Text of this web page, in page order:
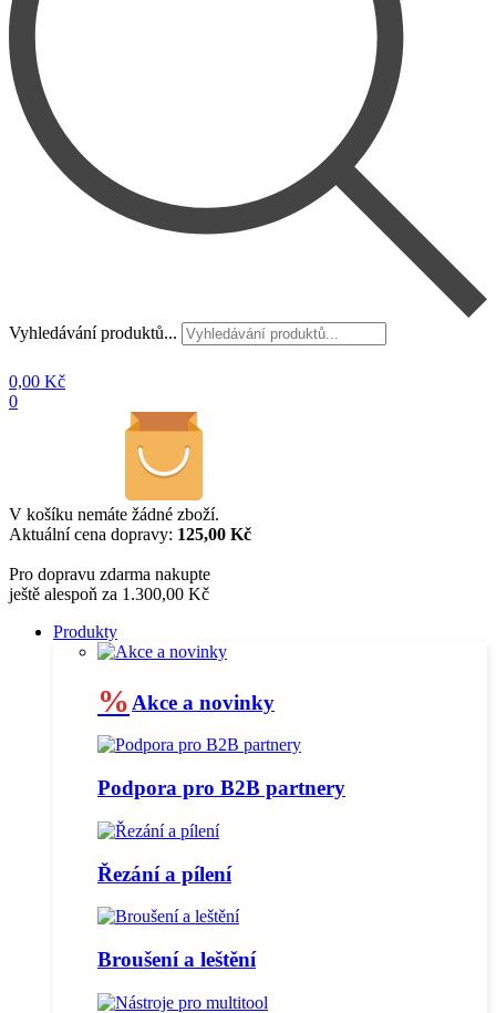
Vyhledávání produktů...
0,00 Kč
0
V košíku nemáte žádné zboží.
Aktuální cena dopravy: 125,00 Kč
Pro dopravu zdarma nakupte
ještě alespoň za 1.300,00 Kč
Produkty
% Akce a novinky
Podpora pro B2B partnery
Řezání a pílení
Broušení a leštění